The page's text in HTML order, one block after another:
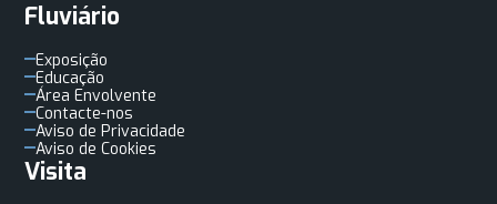
Fluviário
Exposição
Educação
Área Envolvente
Contacte-nos
Aviso de Privacidade
Aviso de Cookies
Visita